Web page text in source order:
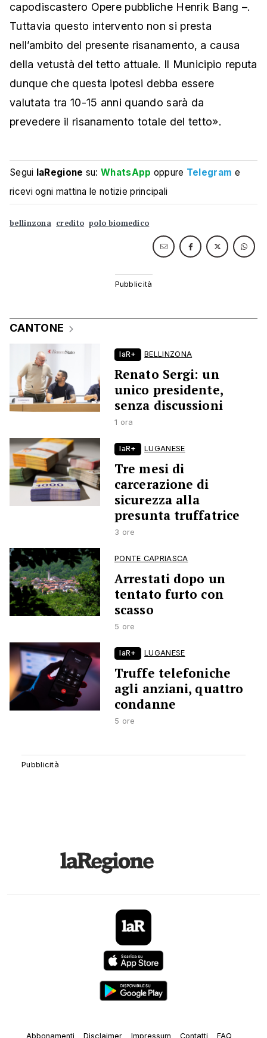
capodiscastero Opere pubbliche Henrik Bang –.
Tuttavia questo intervento non si presta
nell’ambito del presente risanamento, a causa
della vetustà del tetto attuale. Il Municipio reputa
dunque che questa ipotesi debba essere
valutata tra 10-15 anni quando sarà da
prevedere il risanamento totale del tetto».
Segui laRegione su:WhatsApp oppure Telegram e
ricevi ogni mattina le notizie principali
bellinzona credito polo biomedico
CANTONE
laR+ BELLINZONA
Renato Sergi: un
unico presidente,
senza discussioni
1 ora
laR+ LUGANESE
Tre mesi di
carcerazione di
sicurezza alla
presunta truffatrice
3 ore
PONTE CAPRIASCA
Arrestati dopo un
tentato furto con
scasso
5 ore
laR+ LUGANESE
Truffe telefoniche
agli anziani, quattro
condanne
5 ore
Abbonamenti Disclaimer Impressum Contatti FAQ